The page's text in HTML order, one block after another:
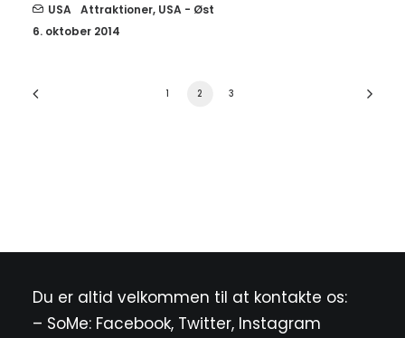
USA Attraktioner, USA - Øst
6. oktober 2014
1 2 3
Du er altid velkommen til at kontakte os:
– SoMe: Facebook, Twitter, Instagram